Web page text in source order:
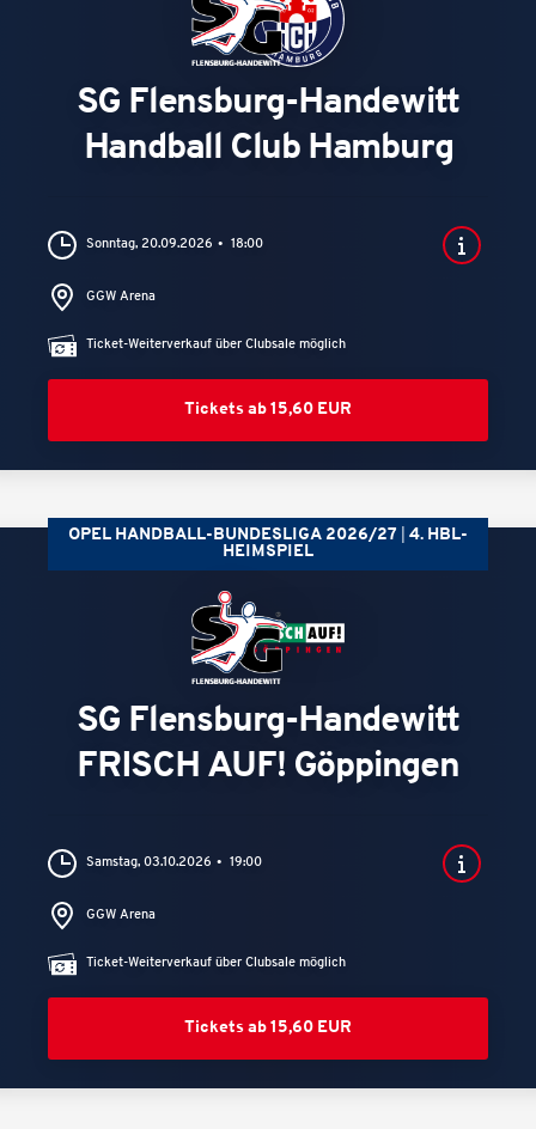
SG Flensburg-Handewitt
Handball Club Hamburg
Sonntag, 20.09.2026 18:00
GGW Arena
Ticket-Weiterverkauf über Clubsale möglich
Tickets ab 15,60 EUR
OPEL HANDBALL-BUNDESLIGA 2026/27
4. HBL-
HEIMSPIEL
SG Flensburg-Handewitt
FRISCH AUF! Göppingen
Samstag, 03.10.2026 19:00
GGW Arena
Ticket-Weiterverkauf über Clubsale möglich
Tickets ab 15,60 EUR